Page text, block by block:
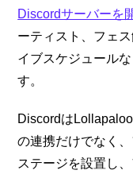
Discordサーバーを
ーティスト、フェ
イブスケジュール
す。
Discordは
の連携だけでなく
ステージを設置し